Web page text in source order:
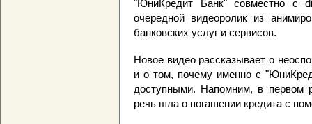
"ЮниКредит Банк" совместно с
очередной видеоролик из
банковских услуг и сервисов.
Новое видео рассказывает о
и о том, почему именно с
доступными. Напомним, в первом
речь шла о погашении кредита с